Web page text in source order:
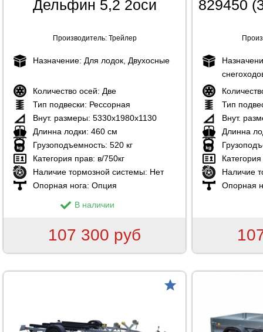
Дельфин 5,2 2оси
Производитель: Трейлер
Назначение: Для лодок, Двухосные
Количество осей: Две
Тип подвески: Рессорная
Внут. размеры: 5330х1980х1130
Длинна лодки: 460 см
Грузоподъемность: 520 кг
Категория прав: в/750кг
Наличие тормозной системы: Нет
Опорная нога: Опция
В наличии
107 300 руб
829450
Тип
Внут.
Длинна
Наличие
Опорная